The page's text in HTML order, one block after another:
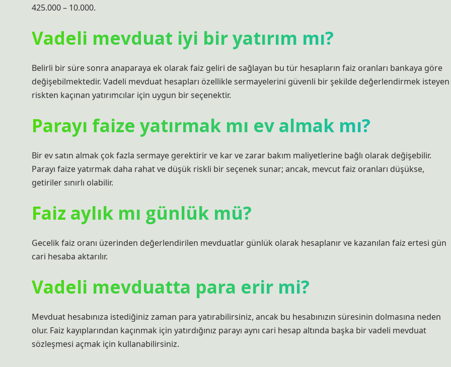
425.000 – 10.000.
Vadeli mevduat iyi bir yatırım mı?
Belirli bir süre sonra anaparaya ek olarak faiz geliri de sağlayan bu tür hesapların faiz oranları bankaya göre
değişebilmektedir. Vadeli mevduat hesapları özellikle sermayelerini güvenli bir şekilde değerlendirmek isteyen
riskten kaçınan yatırımcılar için uygun bir seçenektir.
Parayı faize yatırmak mı ev almak mı?
Bir ev satın almak çok fazla sermaye gerektirir ve kar ve zarar bakım maliyetlerine bağlı olarak değişebilir.
Parayı faize yatırmak daha rahat ve düşük riskli bir seçenek sunar; ancak, mevcut faiz oranları düşükse,
getiriler sınırlı olabilir.
Faiz aylık mı günlük mü?
Gecelik faiz oranı üzerinden değerlendirilen mevduatlar günlük olarak hesaplanır ve kazanılan faiz ertesi gün
cari hesaba aktarılır.
Vadeli mevduatta para erir mi?
Mevduat hesabınıza istediğiniz zaman para yatırabilirsiniz, ancak bu hesabınızın süresinin dolmasına neden
olur. Faiz kayıplarından kaçınmak için yatırdığınız parayı aynı cari hesap altında başka bir vadeli mevduat
sözleşmesi açmak için kullanabilirsiniz.